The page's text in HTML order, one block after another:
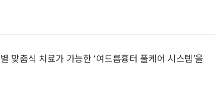
맞춤식 치료가 가능한 ‘여드름흉터 풀케어 시스템’을